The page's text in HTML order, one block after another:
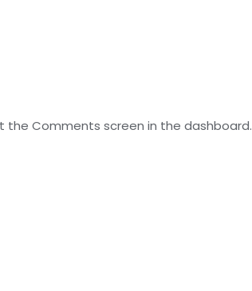
Comments screen in the dashboard.